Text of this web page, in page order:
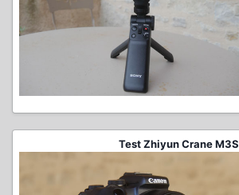
Test Zhiyun Crane M3S